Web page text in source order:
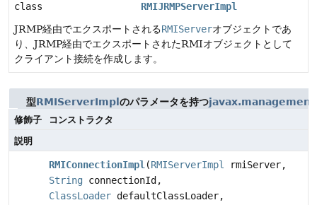
class
RMIJRMPServerImpl
JRMP経由でエクスポートされるRMIServerオブジェクトであ
り、JRMP経由でエクスポートされたRMIオブジェクトとして
クライアント接続を作成します。
型RMIServerImpl のパラメータを持つ
修飾子
コンストラクタ
説明
RMIConnectionImpl (RMIServerImpl
rmiServer,
String connectionId,
ClassLoader defaultClassLoader,